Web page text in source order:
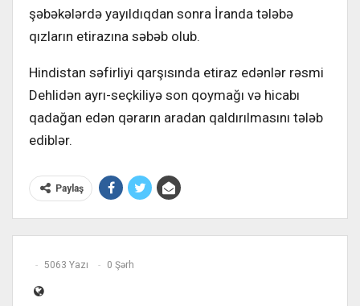
şəbəkələrdə yayıldıqdan sonra İranda tələbə
qızların etirazına səbəb olub.
Hindistan səfirliyi qarşısında etiraz edənlər rəsmi
Dehlidən ayrı-seçkiliyə son qoymağı və hicabı
qadağan edən qərarın aradan qaldırılmasını tələb
ediblər.
Paylaş
5063 Yazı 0 Şərh